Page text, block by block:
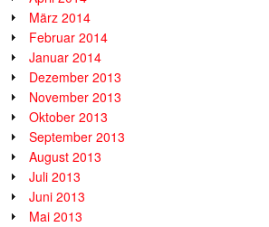
März 2014
Februar 2014
Januar 2014
Dezember 2013
November 2013
Oktober 2013
September 2013
August 2013
Juli 2013
Juni 2013
Mai 2013